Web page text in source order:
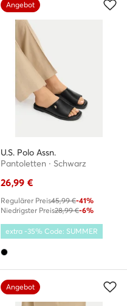
Angebot
U.S. Polo Assn.
Pantoletten · Schwarz
26,99 €
Regulärer Preis45,99 €-41%
Niedrigster Preis28,99 €-6%
extra -35% Code: SUMMER
Angebot